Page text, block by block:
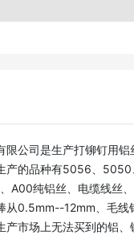
限公司是生产打铆钉用铝
产的品种有5056、5050
A00纯铝丝、电缆线丝
从0.5mm--12mm、毛线
产市场上无法买到的铝、